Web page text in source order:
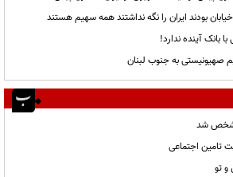
بودند ایران را نگه نداشتند همه سهیم هستند
بانک آینده ندارد!
به جنوب لبنان
شد
تامین اجتماعی
تو